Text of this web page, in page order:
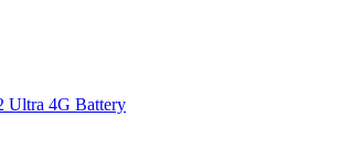
Ultra 4G Battery